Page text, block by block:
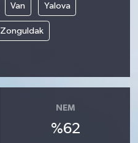
Van Yalova
Zonguldak
NEM
%62